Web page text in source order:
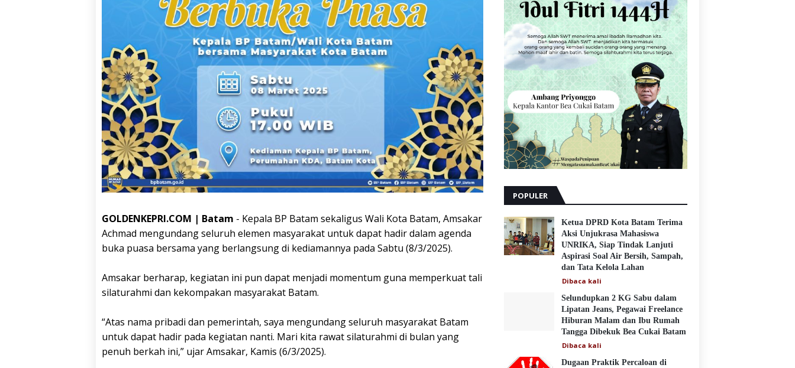
GOLDENKEPRI.COM | Batam - Kepala BP Batam sekaligus Wali Kota Batam, Amsakar
Achmad mengundang seluruh elemen masyarakat untuk dapat hadir dalam agenda
buka puasa bersama yang berlangsung di kediamannya pada Sabtu (8/3/2025).
Amsakar berharap, kegiatan ini pun dapat menjadi momentum guna memperkuat tali
silaturahmi dan kekompakan masyarakat Batam.
“Atas nama pribadi dan pemerintah, saya mengundang seluruh masyarakat Batam
untuk dapat hadir pada kegiatan nanti. Mari kita rawat silaturahmi di bulan yang
penuh berkah ini,” ujar Amsakar, Kamis (6/3/2025).
POPULER
Ketua DPRD Kota Batam Terima
Aksi Unjukrasa Mahasiswa
UNRIKA, Siap Tindak Lanjuti
Aspirasi Soal Air Bersih, Sampah,
dan Tata Kelola Lahan
Dibaca kali
Selundupkan 2 KG Sabu dalam
Lipatan Jeans, Pegawai Freelance
Hiburan Malam dan Ibu Rumah
Tangga Dibekuk Bea Cukai Batam
Dibaca kali
Dugaan Praktik Percaloan di